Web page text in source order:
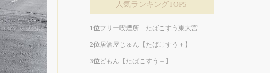
人気ランキングTOP5
フリー喫煙所 たばこすう東大宮
居酒屋じゅん【たばこすう＋】
どもん【たばこすう＋】